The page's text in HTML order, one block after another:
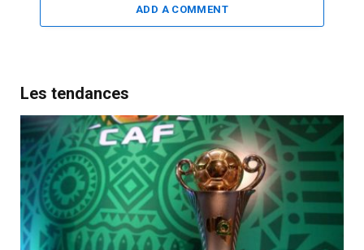
ADD A COMMENT
Les tendances